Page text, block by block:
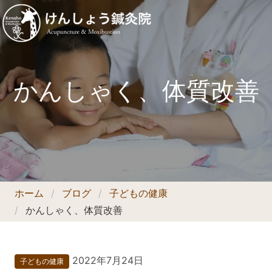
かんしゃく、体質改善
ホーム ブログ
子どもの健康
かんしゃく、体質改善
子どもの健康 2022年7月24日